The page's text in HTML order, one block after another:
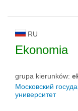
RU
Ekonomia
grupa kierunków:
Московский
университет